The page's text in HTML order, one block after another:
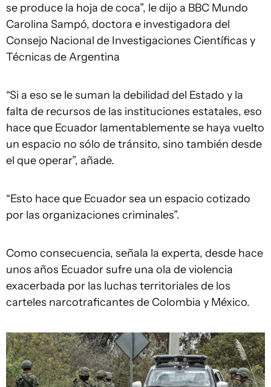
se produce la hoja de coca”, le dijo a BBC Mundo
Carolina Sampó, doctora e investigadora del
Consejo Nacional de Investigaciones Científicas y
Técnicas de Argentina
“Si a eso se le suman la debilidad del Estado y la
falta de recursos de las instituciones estatales, eso
hace que Ecuador lamentablemente se haya vuelto
un espacio no sólo de tránsito, sino también desde
el que operar”, añade.
“Esto hace que Ecuador sea un espacio cotizado
por las organizaciones criminales”.
Como consecuencia, señala la experta, desde hace
unos años Ecuador sufre una ola de violencia
exacerbada por las luchas territoriales de los
carteles narcotraficantes de Colombia y México.